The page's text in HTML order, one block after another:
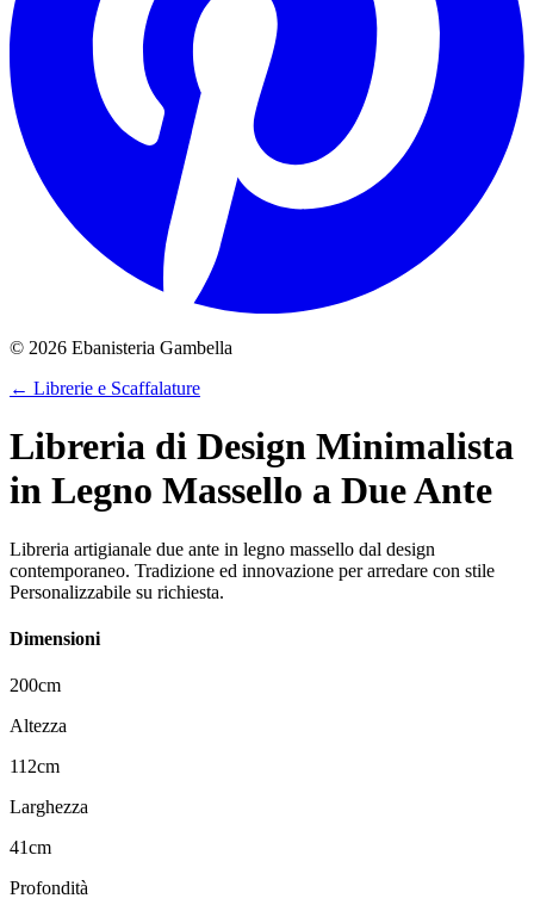
© 2026 Ebanisteria Gambella
← Librerie e Scaffalature
Libreria di Design Minimalista
in Legno Massello a Due Ante
Libreria artigianale due ante in legno massello dal design
contemporaneo. Tradizione ed innovazione per arredare con stile
Personalizzabile su richiesta.
Dimensioni
200cm
Altezza
112cm
Larghezza
41cm
Profondità